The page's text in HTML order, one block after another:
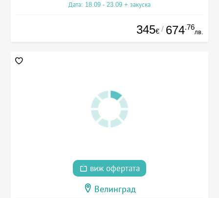
Дата: 18.09 - 23.09 + закуска
345€ / 674.76
лв.
виж офертата
Велинград